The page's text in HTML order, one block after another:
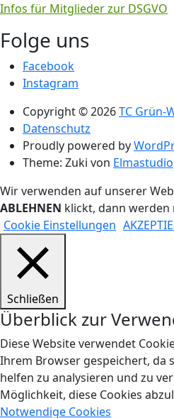
Infos für Mitglieder zur DSGVO
Folge uns
Facebook
Instagram
Copyright © 2026TC Grün-
Datenschutz
Proudly powered by
Theme: Zuki von Elmastudio
Wir verwenden auf unserer
ABLEHNEN klickt, dann
Cookie Einstellungen
Schließen
Überblick zur
Diese Website verwendet
Ihrem Browser gespeichert, da
helfen zu analysieren und zu
Möglichkeit, diese Cookies
Notwendige Cookies